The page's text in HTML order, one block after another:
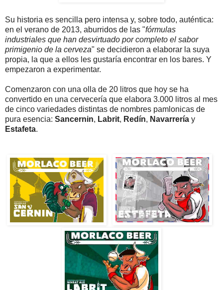
Su historia es sencilla pero intensa y, sobre todo, auténtica:
en el verano de 2013, aburridos de las "fórmulas
industriales que han desvirtuado por completo el sabor
primigenio de la cerveza" se decidieron a elaborar la suya
propia, la que a ellos les gustaría encontrar en los bares. Y
empezaron a experimentar.
Comenzaron con una olla de 20 litros que hoy se ha
convertido en una cervecería que elabora 3.000 litros al mes
de cinco variedades distintas de nombres pamlonicas de
pura esencia: Sancernin, Labrit, Redín, Navarrería y
Estafeta.